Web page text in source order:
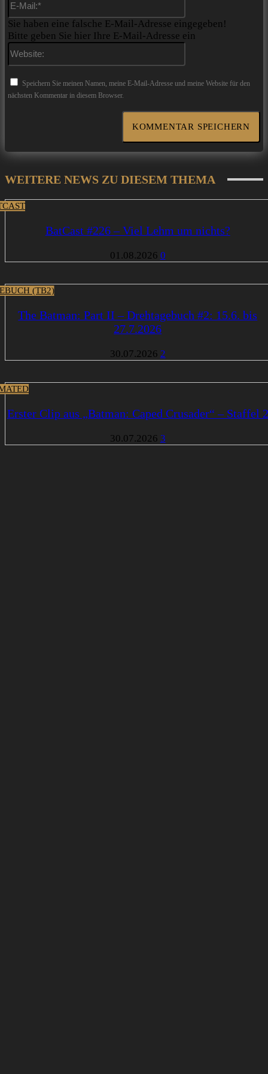
Sie haben eine falsche E-Mail-Adresse eingegeben!
Bitte geben Sie hier Ihre E-Mail-Adresse ein
Speichern Sie meinen Namen, meine E-Mail-Adresse und meine Website für den
nächsten Kommentar in diesem Browser.
WEITERE NEWS ZU DIESEM THEMA
BatCast #226 – Viel Lehm um nichts?
01.08.2026 0
(TB2)
The Batman: Part II – Drehtagebuch #2: 15.6. bis
27.7.2026
30.07.2026 2
Erster Clip aus „Batman: Caped Crusader“ – Staffel 2
30.07.2026 3